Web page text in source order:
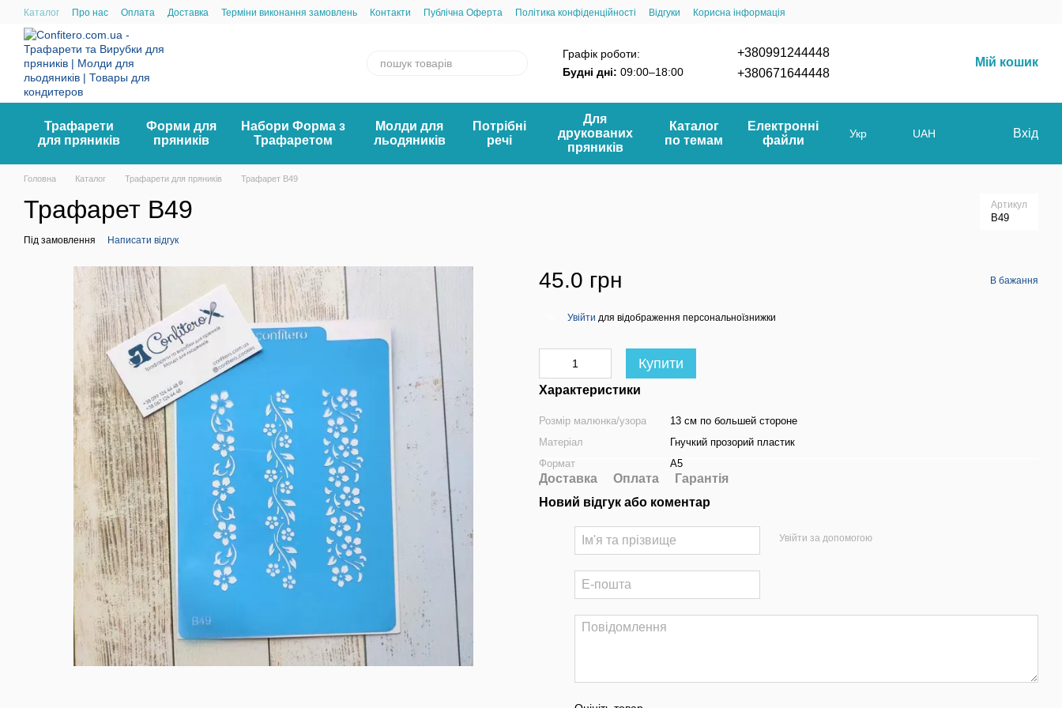
Перейти до основного контенту
Каталог Про нас Оплата Доставка Терміни виконання замовлень Контакти Публічна Оферта Політика конфіденційності Відгуки Корисна інформація
Графік роботи:
Будні дні: 09:00–18:00
+380991244448
+380671644448
Мій кошик
Трафарети
для пряників
Форми для
пряників
Набори Форма з
Трафаретом
Молди для
льодяників
Потрібні
речі
Для
друкованих
пряників
Каталог
по темам
Електронні
файли
Укр UAH Вхід
Головна Каталог Трафарети для пряників Трафарет B49
Трафарет B49 Артикул
B49
Під замовлення Написати відгук
45.0 грн В бажання
Увійти для відображення персональноїзнижки
Купити
Характеристики
Розмір малюнка/узора
13 см по большей стороне
Матеріал
Гнучкий прозорий пластик
Формат
A5
Доставка Оплата
Гарантія
Новий відгук або коментар
Увійти за допомогою